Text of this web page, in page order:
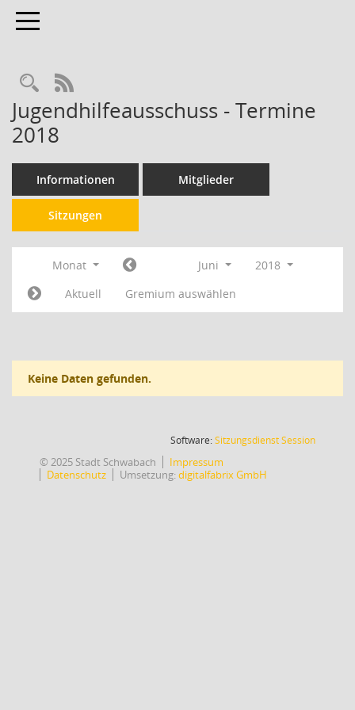
Toggle navigation
RSS-Feed
Jugendhilfeausschuss - Termine
2018
Informationen Mitglieder
Sitzungen
Monat Juni
2018
Aktuell
Gremium auswählen
Keine Daten gefunden.
Software:SitzungsdienstSession(Wird in
© 2025 Stadt Schwabach
Impressum
Datenschutz
Umsetzung:digitalfabrix GmbH